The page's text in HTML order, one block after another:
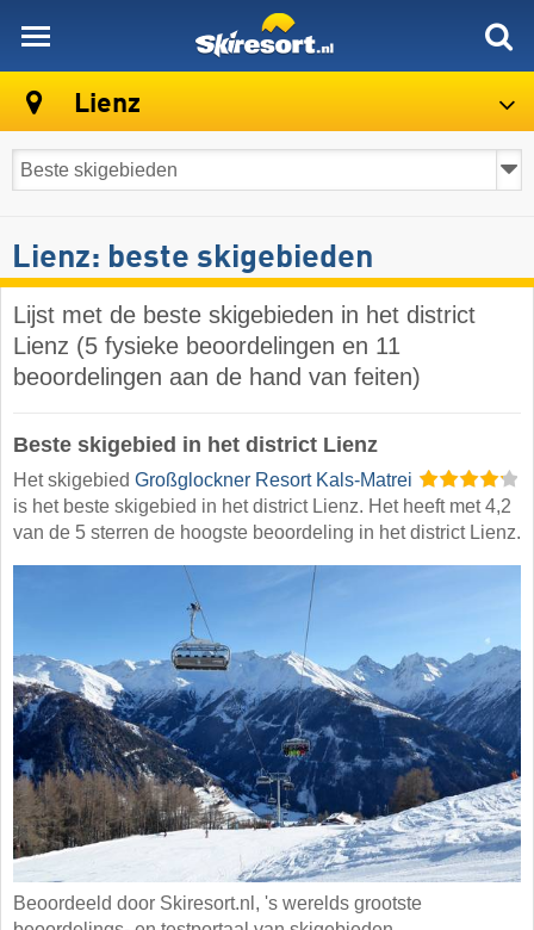
Lienz
Lienz: beste skigebieden
Lijst met de beste skigebieden in het district
Lienz (5 fysieke beoordelingen en 11
beoordelingen aan de hand van feiten)
Beste skigebied in het district Lienz
Het skigebied Großglockner Resort Kals-Matrei
is het beste skigebied in het district Lienz. Het heeft met 4,2
van de 5 sterren de hoogste beoordeling in het district Lienz.
Beoordeeld door Skiresort.nl, 's werelds grootste